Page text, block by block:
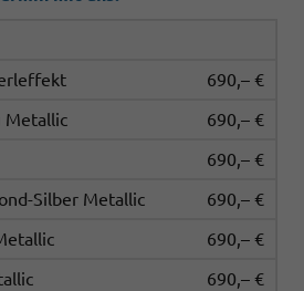
690,– €
Metallic
690,– €
690,– €
Silber Metallic
690,– €
690,– €
690,– €